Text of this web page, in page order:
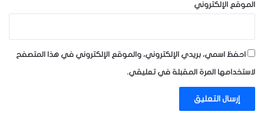
الموقع الإلكتروني
احفظ اسمي، بريدي الإلكتروني، والموقع الإلكتروني في هذا المتصفح
لاستخدامها المرة المقبلة في تعليقي.